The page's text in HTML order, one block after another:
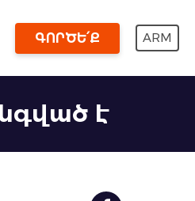
ԳՈՐԾԵ՛Ք ARM
է